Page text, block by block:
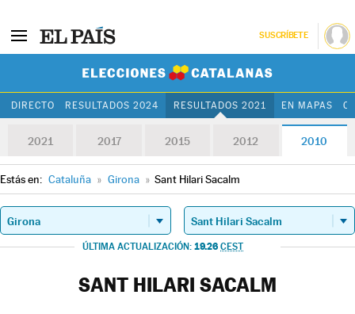
SUSCRÍBETE
DIRECTO RESULTADOS 2024 RESULTADOS 2021 EN MAPAS
2021 2017 2015 2012 2010
Estás en: Cataluña » Girona » Sant Hilari Sacalm
ÚLTIMA ACTUALIZACIÓN: 19.26 CEST
SANT HILARI SACALM